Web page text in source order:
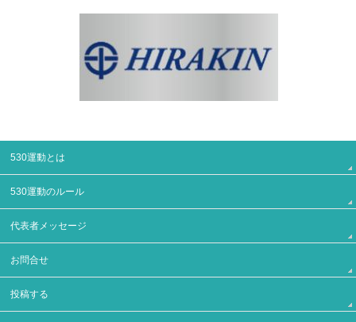
530運動とは
530運動のルール
代表者メッセージ
お問合せ
投稿する